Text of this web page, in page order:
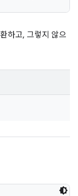
하고, 그렇지 않으